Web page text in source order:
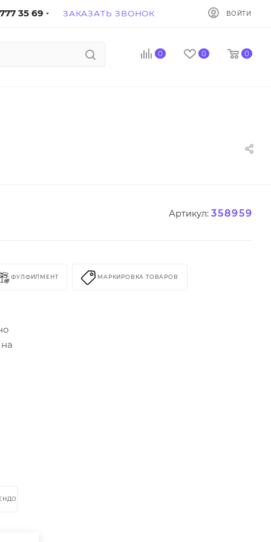
35 69 ЗАКАЗАТЬ ЗВОНОК ВОЙТИ
0 0 0
Артикул: 358959
ФУЛФИЛМЕНТ МАРКИРОВКА ТОВАРОВ